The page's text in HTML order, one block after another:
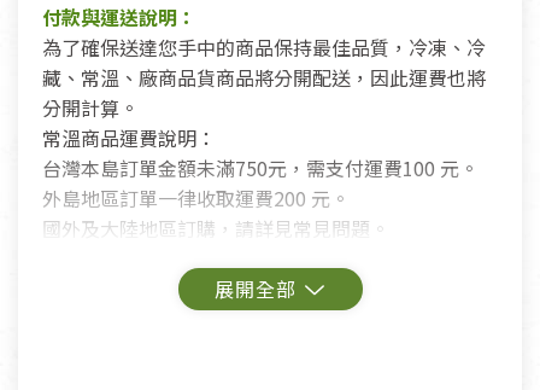
付款與運送說明：
為了確保送達您手中的商品保持最佳品質，冷凍、冷
藏、常溫、廠商品貨商品將分開配送，因此運費也將
分開計算。
常溫商品運費說明：
台灣本島訂單金額未滿750元，需支付運費100 元。
外島地區訂單一律收取運費200 元。
國外及大陸地區訂購，請詳見常見問題。
鑑賞期商品說明：